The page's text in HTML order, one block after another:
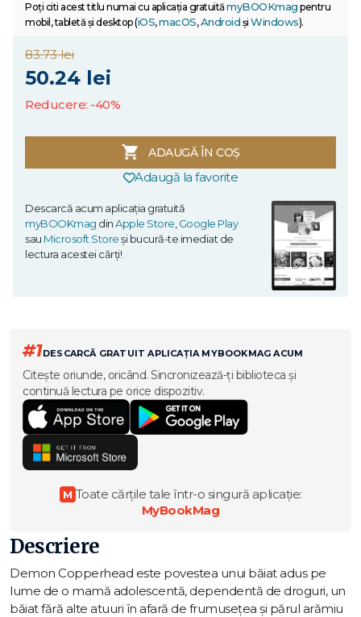
Poți citi acest titlu numai cu aplicația gratuitămyBOOKmag pentru
mobil, tabletă și desktop (iOS,macOS,Android și Windows).
83.73 lei
50.24 lei
Reducere: -40%
ADAUGĂ ÎN COȘ
Adaugă la favorite
Descarcă acum aplicația gratuită
myBOOKmag dinApple Store,Google Play
sau Microsoft Storeși bucură-te imediat de
lectura acestei cărți!
#1DESCARCĂ GRATUIT APLICAȚIA MYBOOKMAG ACUM
Citește oriunde, oricând. Sincronizează-ți biblioteca și
continuă lectura pe orice dispozitiv.
M Toate cărțile tale într-o singură aplicație:
MyBookMag
Descriere
Demon Copperhead este povestea unui băiat adus pe
lume de o mamă adolescentă, dependentă de droguri, un
băiat fără alte atuuri în afară de frumusețea și părul arămiu